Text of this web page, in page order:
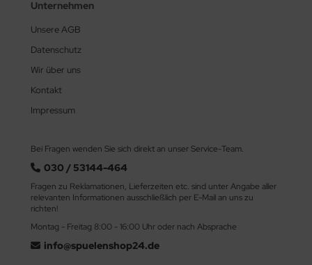
Unternehmen
Unsere AGB
Datenschutz
Wir über uns
Kontakt
Impressum
Bei Fragen wenden Sie sich direkt an unser Service-Team.
030 / 53144-464
Fragen zu Reklamationen, Lieferzeiten etc. sind unter Angabe aller
relevanten Informationen ausschließlich per E-Mail an uns zu
richten!
Montag - Freitag 8:00 - 16:00 Uhr oder nach Absprache
info@spuelenshop24.de